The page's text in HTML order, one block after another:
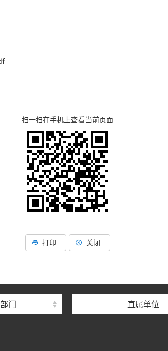
扫一扫在手机上查看当前页面
打印 关闭
门 直属单位
湖北省住建厅机关后勤
湖北省建设工程质量安
湖北省建设工程标准定额